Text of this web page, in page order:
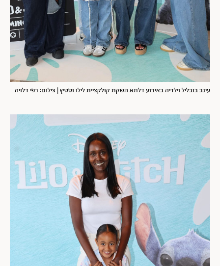
עינב בובליל וילדיה באירוע דלתא השקת קולקציית לילו וסטיץ | צילום: רפי דלויה